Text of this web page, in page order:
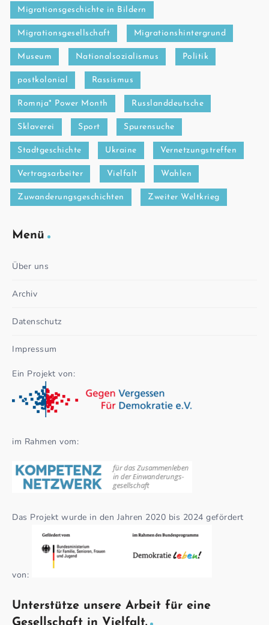
Migrationsgeschichte in Bildern
Migrationsgesellschaft Migrationshintergrund
Museum Nationalsozialismus Politik
postkolonial Rassismus
Romnja* Power Month Russlanddeutsche
Sklaverei Sport Spurensuche
Stadtgeschichte Ukraine Vernetzungstreffen
Vertragsarbeiter Vielfalt Wahlen
Zuwanderungsgeschichten Zweiter Weltkrieg
Menü
Über uns
Archiv
Datenschutz
Impressum
Ein Projekt von:
im Rahmen vom:
Das Projekt wurde in den Jahren 2020 bis 2024 gefördert
von:
Unterstütze unsere Arbeit für eine